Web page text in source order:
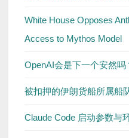
White House Opposes
Access to Mythos Model
OpenAI会是下一个安然吗
被扣押的伊朗货船所属船
Claude Code 启动参数与